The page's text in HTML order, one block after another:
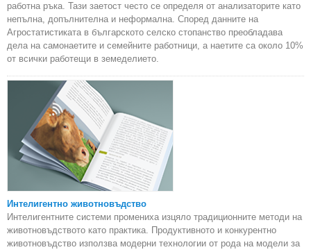
работна ръка. Тази заетост често се определя от анализаторите като
непълна, допълнителна и неформална. Според данните на
Агростатистиката в българското селско стопанство преобладава
дела на самонаетите и семейните работници, а наетите са около 10%
от всички работещи в земеделието.
Интелигентно животновъдство
Интелигентните системи промениха изцяло традиционните методи на
животновъдството като практика. Продуктивното и конкурентно
животновъдство използва модерни технологии от рода на модели за